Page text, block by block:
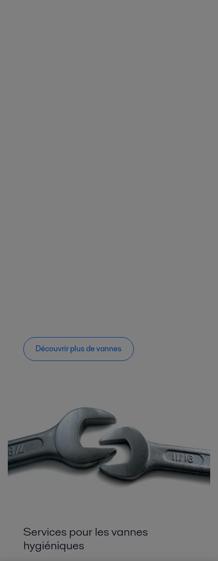
Découvrir plus de vannes
Services pour les vannes
hygiéniques